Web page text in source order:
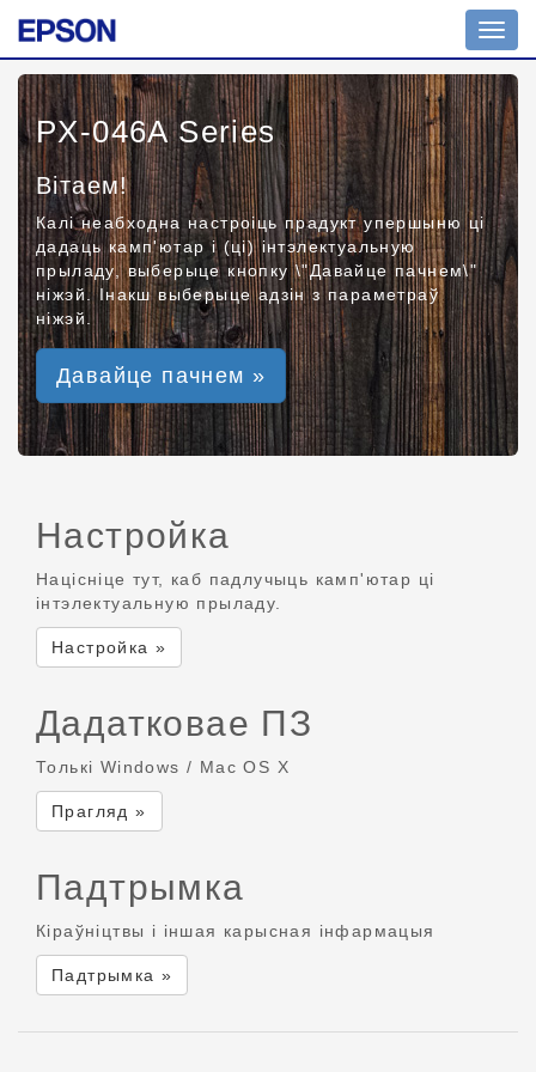
PX-046A Series
Вітаем!
Калі неабходна настроіць прадукт упершыню ці
дадаць камп'ютар і (ці) інтэлектуальную
прыладу, выберыце кнопку \"Давайце пачнем\"
ніжэй. Інакш выберыце адзін з параметраў
ніжэй.
Давайце пачнем »
Настройка
Націсніце тут, каб падлучыць камп'ютар ці
інтэлектуальную прыладу.
Настройка »
Дадатковае ПЗ
Толькі Windows / Mac OS X
Прагляд »
Падтрымка
Кіраўніцтвы і іншая карысная інфармацыя
Падтрымка »